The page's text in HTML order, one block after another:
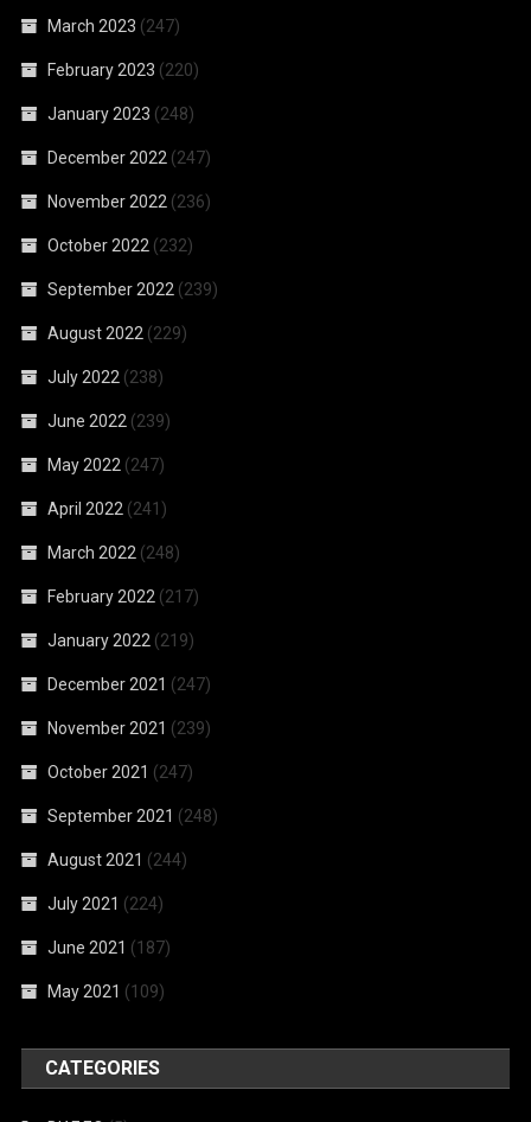
March 2023 (247)
February 2023 (220)
January 2023 (248)
December 2022 (247)
November 2022 (236)
October 2022 (232)
September 2022 (239)
August 2022 (229)
July 2022 (238)
June 2022 (239)
May 2022 (247)
April 2022 (241)
March 2022 (248)
February 2022 (217)
January 2022 (219)
December 2021 (247)
November 2021 (239)
October 2021 (247)
September 2021 (248)
August 2021 (244)
July 2021 (224)
June 2021 (187)
May 2021 (109)
CATEGORIES